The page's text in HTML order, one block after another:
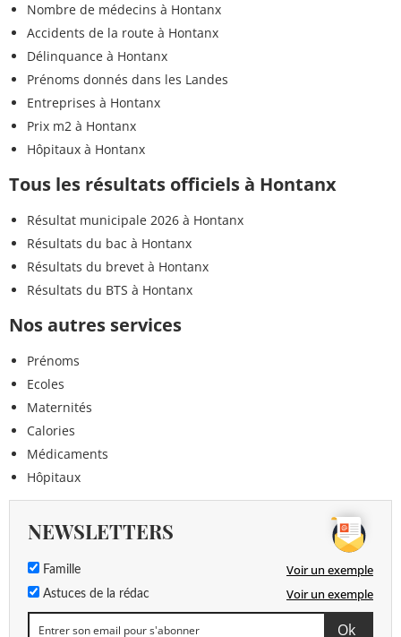
Nombre de médecins à Hontanx
Accidents de la route à Hontanx
Délinquance à Hontanx
Prénoms donnés dans les Landes
Entreprises à Hontanx
Prix m2 à Hontanx
Hôpitaux à Hontanx
Tous les résultats officiels à Hontanx
Résultat municipale 2026 à Hontanx
Résultats du bac à Hontanx
Résultats du brevet à Hontanx
Résultats du BTS à Hontanx
Nos autres services
Prénoms
Ecoles
Maternités
Calories
Médicaments
Hôpitaux
NEWSLETTERS
Famille Voir un exemple
Astuces de la rédac Voir un exemple